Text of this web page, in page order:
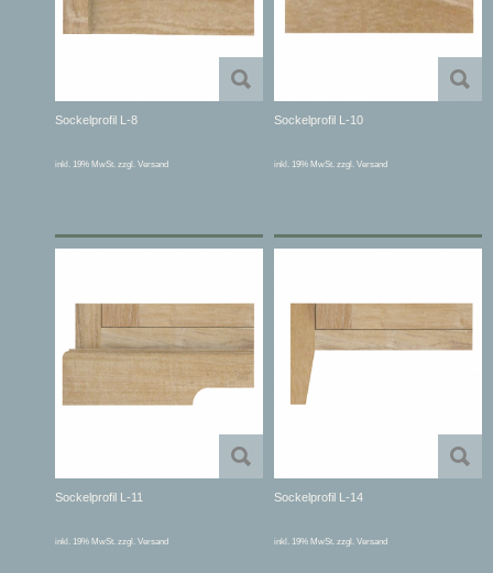
Sockelprofil L-8
inkl. 19% MwSt. zzgl. Versand
Sockelprofil L-10
inkl. 19% MwSt. zzgl. Versand
Sockelprofil L-11
inkl. 19% MwSt. zzgl. Versand
Sockelprofil L-14
inkl. 19% MwSt. zzgl. Versand